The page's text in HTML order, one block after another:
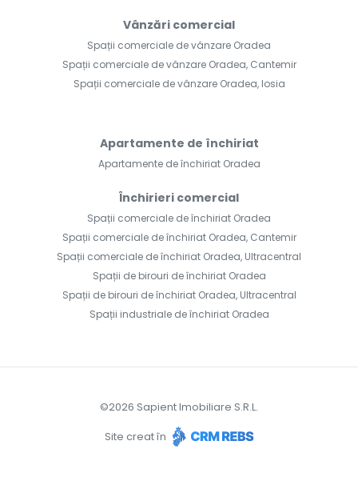
Vânzări comercial
Spații comerciale de vânzare Oradea
Spații comerciale de vânzare Oradea, Cantemir
Spații comerciale de vânzare Oradea, Iosia
Apartamente de închiriat
Apartamente de închiriat Oradea
Închirieri comercial
Spații comerciale de închiriat Oradea
Spații comerciale de închiriat Oradea, Cantemir
Spații comerciale de închiriat Oradea, Ultracentral
Spații de birouri de închiriat Oradea
Spații de birouri de închiriat Oradea, Ultracentral
Spații industriale de închiriat Oradea
©2026 Sapient Imobiliare S.R.L.
Site creat în